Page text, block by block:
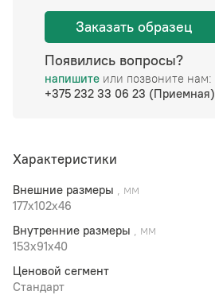
Заказать образец
Появились вопросы?
напишите или позвоните нам:
+375 232 33 06 23 (Приемная)
Характеристики
Внешние размеры , мм
177x102x46
Внутренние размеры , мм
153x91x40
Ценовой сегмент
Стандарт